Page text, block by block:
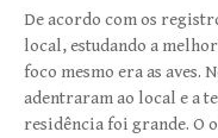
De acordo com os
local, estudando a
foco mesmo era as aves.
adentraram ao local e a
residência foi grande. O